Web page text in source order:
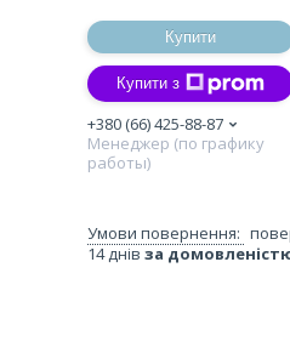
Купити
Купити з
+380 (66) 425-88-87
Менеджер (по графику
работы)
14 днів за